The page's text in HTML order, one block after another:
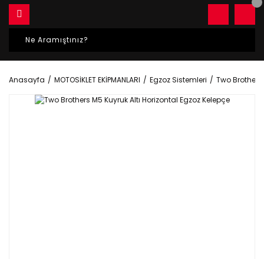
Anasayfa MOTOSİKLET EKİPMANLARI Egzoz Sistemleri Two Brothers